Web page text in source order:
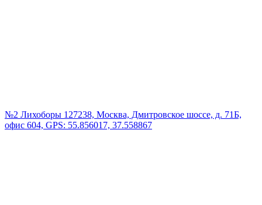
№2 Лихоборы 127238, Москва, Дмитровское шоссе, д. 71Б,
офис 604, GPS: 55.856017, 37.558867